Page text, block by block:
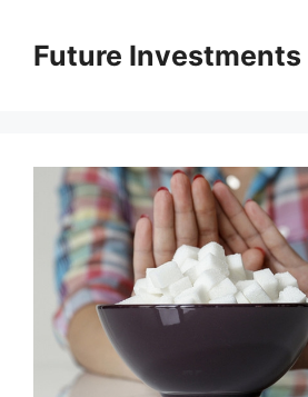
вмістуFuture Investments